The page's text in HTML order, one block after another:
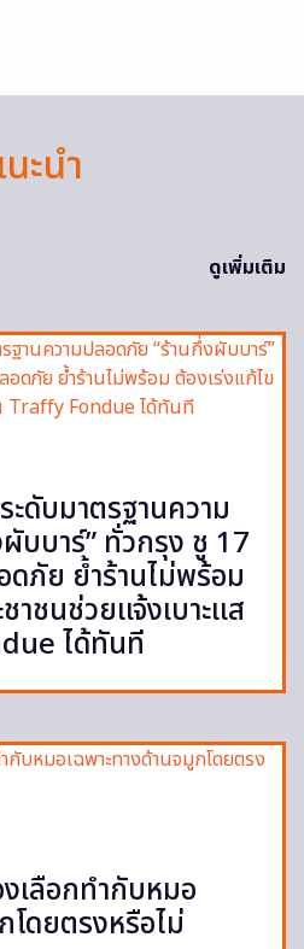
ะนำ
ดูเพิ่มเติม
ดับมาตรฐานความ
บบาร์” ทั่วกรุง ชู 17
ภัย ย้ำร้านไม่พร้อม
าชนช่วยแจ้งเบาะแส
ได้ทันที
เลือกทำกับหมอ
โดยตรงหรือไม่